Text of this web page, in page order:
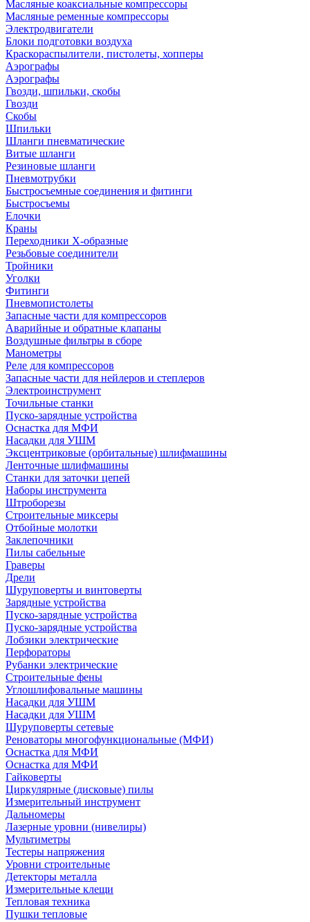
Масляные коаксиальные компрессоры
Масляные ременные компрессоры
Электродвигатели
Блоки подготовки воздуха
Краскораспылители, пистолеты, хопперы
Аэрографы
Аэрографы
Гвозди, шпильки, скобы
Гвозди
Скобы
Шпильки
Шланги пневматические
Витые шланги
Резиновые шланги
Пневмотрубки
Быстросъемные соединения и фитинги
Быстросъемы
Елочки
Краны
Переходники Х-образные
Резьбовые соединители
Тройники
Уголки
Фитинги
Пневмопистолеты
Запасные части для компрессоров
Аварийные и обратные клапаны
Воздушные фильтры в сборе
Манометры
Реле для компрессоров
Запасные части для нейлеров и степлеров
Электроинструмент
Точильные станки
Пуско-зарядные устройства
Оснастка для МФИ
Насадки для УШМ
Эксцентриковые (орбитальные) шлифмашины
Ленточные шлифмашины
Станки для заточки цепей
Наборы инструмента
Штроборезы
Строительные миксеры
Отбойные молотки
Заклепочники
Пилы сабельные
Граверы
Дрели
Шуруповерты и винтоверты
Зарядные устройства
Пуско-зарядные устройства
Пуско-зарядные устройства
Лобзики электрические
Перфораторы
Рубанки электрические
Строительные фены
Углошлифовальные машины
Насадки для УШМ
Насадки для УШМ
Шуруповерты сетевые
Реноваторы многофункциональные (МФИ)
Оснастка для МФИ
Оснастка для МФИ
Гайковерты
Циркулярные (дисковые) пилы
Измерительный инструмент
Дальномеры
Лазерные уровни (нивелиры)
Мультиметры
Тестеры напряжения
Уровни строительные
Детекторы металла
Измерительные клещи
Тепловая техника
Пушки тепловые